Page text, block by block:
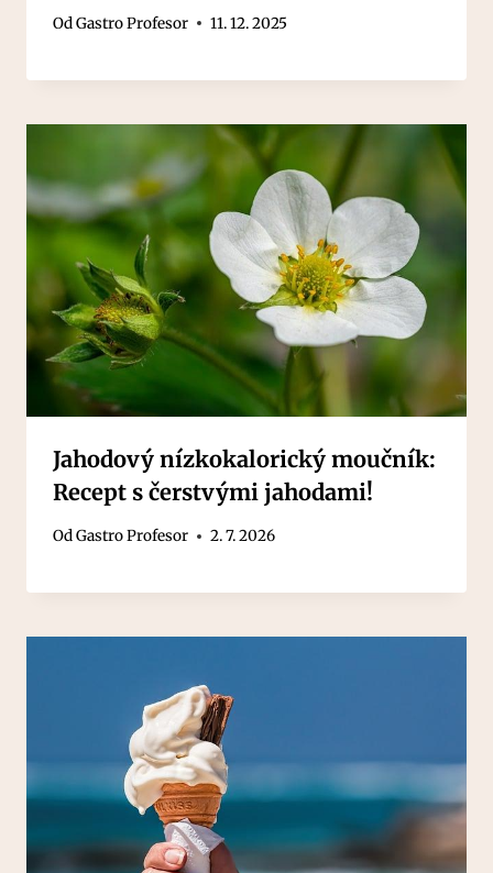
OdGastro Profesor 11. 12. 2025
Jahodový nízkokalorický moučník:
Recept s čerstvými jahodami!
OdGastro Profesor 2. 7. 2026